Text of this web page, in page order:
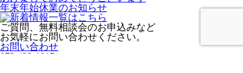
年末年始休業のお知らせ
ご質問、無料相談会のお申込みなど
お気軽にお問い合わせください。
お問い合わせ
073-423-1915